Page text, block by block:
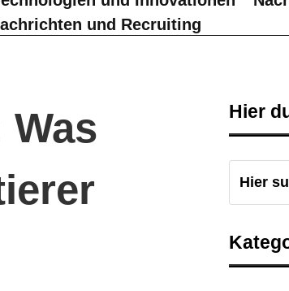
und Recruiting
Hier